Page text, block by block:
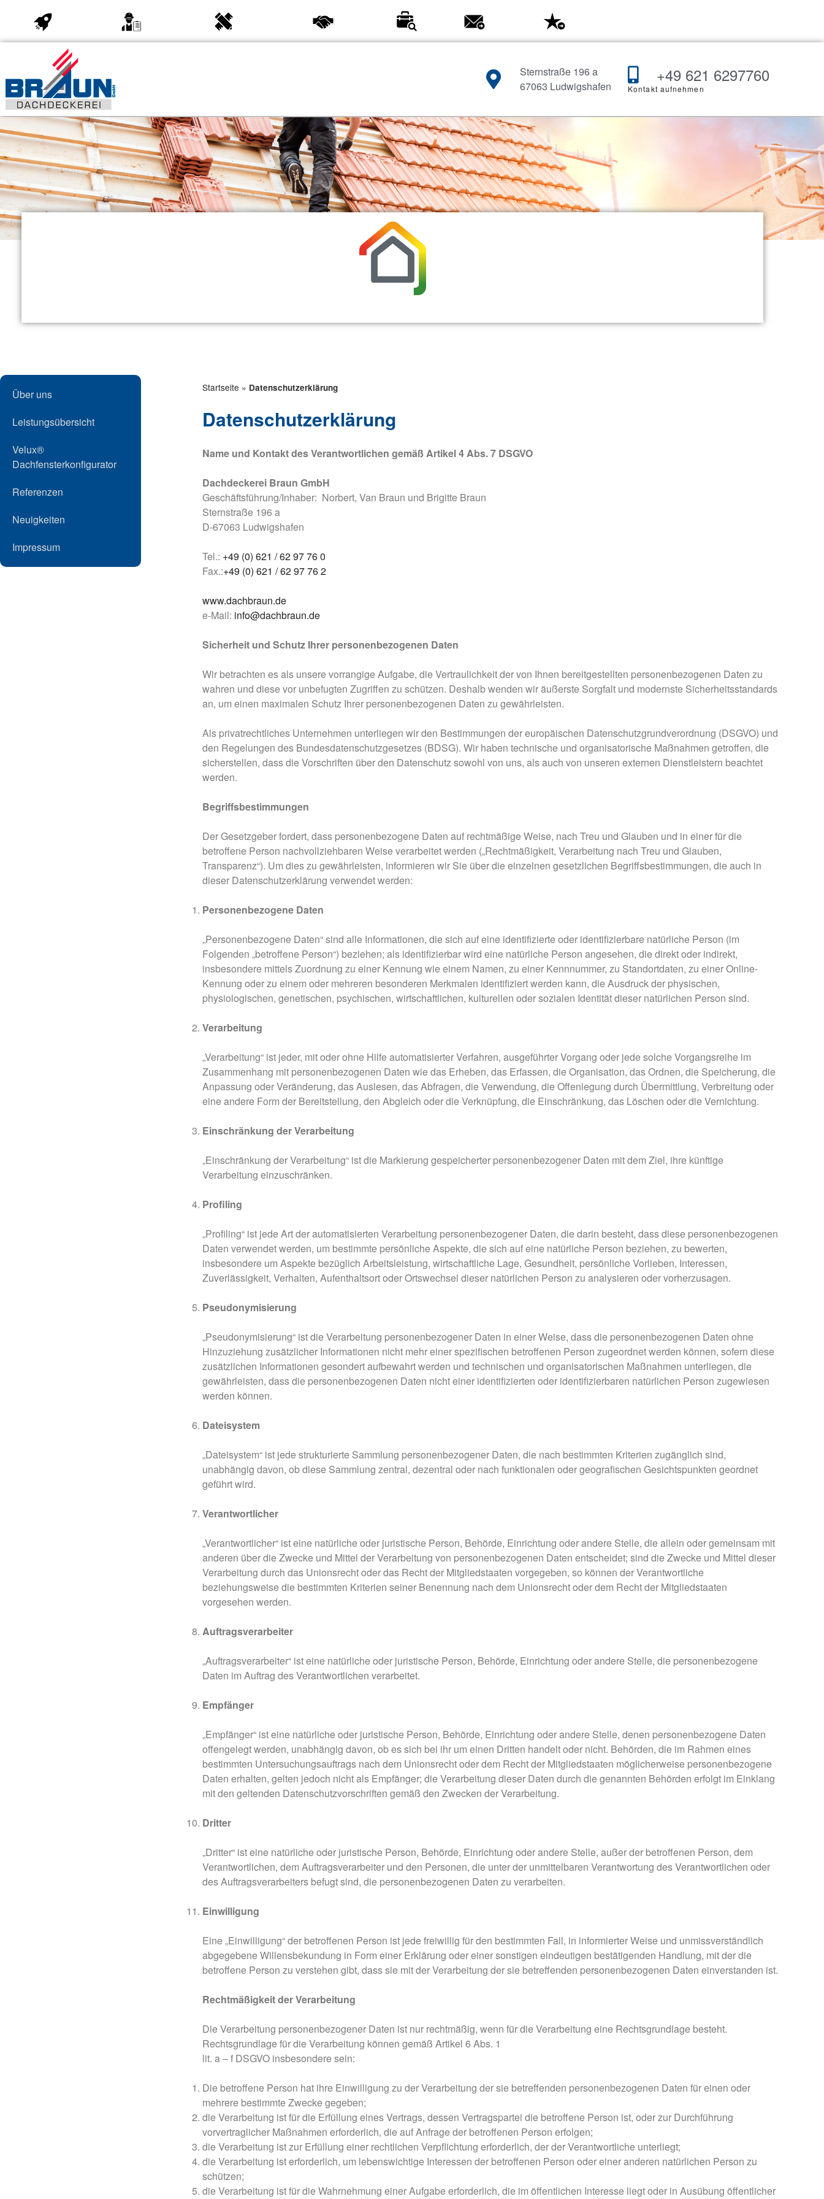
Sternstraße 196 a
67063 Ludwigshafen
+49 621 6297760
Kontakt aufnehmen
Wärmedämmung
Über uns
Leistungsübersicht
Velux®
Dachfensterkonfigurator
Referenzen
Neuigkeiten
Impressum
Startseite » Datenschutzerklärung
Datenschutzerklärung
Name und Kontakt des Verantwortlichen gemäß Artikel 4 Abs. 7 DSGVO
Dachdeckerei Braun GmbH
Geschäftsführung/Inhaber: Norbert, Van Braun und Brigitte Braun
Sternstraße 196 a
D-67063 Ludwigshafen
Tel.: +49 (0) 621 / 62 97 76 0
Fax.:+49 (0) 621 / 62 97 76 2
www.dachbraun.de
e-Mail: info@dachbraun.de
Sicherheit und Schutz Ihrer personenbezogenen Daten
Wir betrachten es als unsere vorrangige Aufgabe, die Vertraulichkeit der von Ihnen bereitgestellten personenbezogenen Daten zu
wahren und diese vor unbefugten Zugriffen zu schützen. Deshalb wenden wir äußerste Sorgfalt und modernste Sicherheitsstandards
an, um einen maximalen Schutz Ihrer personenbezogenen Daten zu gewährleisten.
Als privatrechtliches Unternehmen unterliegen wir den Bestimmungen der europäischen Datenschutzgrundverordnung (DSGVO) und
den Regelungen des Bundesdatenschutzgesetzes (BDSG). Wir haben technische und organisatorische Maßnahmen getroffen, die
sicherstellen, dass die Vorschriften über den Datenschutz sowohl von uns, als auch von unseren externen Dienstleistern beachtet
werden.
Begriffsbestimmungen
Der Gesetzgeber fordert, dass personenbezogene Daten auf rechtmäßige Weise, nach Treu und Glauben und in einer für die
betroffene Person nachvollziehbaren Weise verarbeitet werden („Rechtmäßigkeit, Verarbeitung nach Treu und Glauben,
Transparenz“). Um dies zu gewährleisten, informieren wir Sie über die einzelnen gesetzlichen Begriffsbestimmungen, die auch in
dieser Datenschutzerklärung verwendet werden:
Personenbezogene Daten
„Personenbezogene Daten“ sind alle Informationen, die sich auf eine identifizierte oder identifizierbare natürliche Person (im
Folgenden „betroffene Person“) beziehen; als identifizierbar wird eine natürliche Person angesehen, die direkt oder indirekt,
insbesondere mittels Zuordnung zu einer Kennung wie einem Namen, zu einer Kennnummer, zu Standortdaten, zu einer Online-
Kennung oder zu einem oder mehreren besonderen Merkmalen identifiziert werden kann, die Ausdruck der physischen,
physiologischen, genetischen, psychischen, wirtschaftlichen, kulturellen oder sozialen Identität dieser natürlichen Person sind.
Verarbeitung
„Verarbeitung“ ist jeder, mit oder ohne Hilfe automatisierter Verfahren, ausgeführter Vorgang oder jede solche Vorgangsreihe im
Zusammenhang mit personenbezogenen Daten wie das Erheben, das Erfassen, die Organisation, das Ordnen, die Speicherung, die
Anpassung oder Veränderung, das Auslesen, das Abfragen, die Verwendung, die Offenlegung durch Übermittlung, Verbreitung oder
eine andere Form der Bereitstellung, den Abgleich oder die Verknüpfung, die Einschränkung, das Löschen oder die Vernichtung.
Einschränkung der Verarbeitung
„Einschränkung der Verarbeitung“ ist die Markierung gespeicherter personenbezogener Daten mit dem Ziel, ihre künftige
Verarbeitung einzuschränken.
Profiling
„Profiling“ ist jede Art der automatisierten Verarbeitung personenbezogener Daten, die darin besteht, dass diese personenbezogenen
Daten verwendet werden, um bestimmte persönliche Aspekte, die sich auf eine natürliche Person beziehen, zu bewerten,
insbesondere um Aspekte bezüglich Arbeitsleistung, wirtschaftliche Lage, Gesundheit, persönliche Vorlieben, Interessen,
Zuverlässigkeit, Verhalten, Aufenthaltsort oder Ortswechsel dieser natürlichen Person zu analysieren oder vorherzusagen.
Pseudonymisierung
„Pseudonymisierung“ ist die Verarbeitung personenbezogener Daten in einer Weise, dass die personenbezogenen Daten ohne
Hinzuziehung zusätzlicher Informationen nicht mehr einer spezifischen betroffenen Person zugeordnet werden können, sofern diese
zusätzlichen Informationen gesondert aufbewahrt werden und technischen und organisatorischen Maßnahmen unterliegen, die
gewährleisten, dass die personenbezogenen Daten nicht einer identifizierten oder identifizierbaren natürlichen Person zugewiesen
werden können.
Dateisystem
„Dateisystem“ ist jede strukturierte Sammlung personenbezogener Daten, die nach bestimmten Kriterien zugänglich sind,
unabhängig davon, ob diese Sammlung zentral, dezentral oder nach funktionalen oder geografischen Gesichtspunkten geordnet
geführt wird.
Verantwortlicher
„Verantwortlicher“ ist eine natürliche oder juristische Person, Behörde, Einrichtung oder andere Stelle, die allein oder gemeinsam mit
anderen über die Zwecke und Mittel der Verarbeitung von personenbezogenen Daten entscheidet; sind die Zwecke und Mittel dieser
Verarbeitung durch das Unionsrecht oder das Recht der Mitgliedstaaten vorgegeben, so können der Verantwortliche
beziehungsweise die bestimmten Kriterien seiner Benennung nach dem Unionsrecht oder dem Recht der Mitgliedstaaten
vorgesehen werden.
Auftragsverarbeiter
„Auftragsverarbeiter“ ist eine natürliche oder juristische Person, Behörde, Einrichtung oder andere Stelle, die personenbezogene
Daten im Auftrag des Verantwortlichen verarbeitet.
Empfänger
„Empfänger“ ist eine natürliche oder juristische Person, Behörde, Einrichtung oder andere Stelle, denen personenbezogene Daten
offengelegt werden, unabhängig davon, ob es sich bei ihr um einen Dritten handelt oder nicht. Behörden, die im Rahmen eines
bestimmten Untersuchungsauftrags nach dem Unionsrecht oder dem Recht der Mitgliedstaaten möglicherweise personenbezogene
Daten erhalten, gelten jedoch nicht als Empfänger; die Verarbeitung dieser Daten durch die genannten Behörden erfolgt im Einklang
mit den geltenden Datenschutzvorschriften gemäß den Zwecken der Verarbeitung.
Dritter
„Dritter“ ist eine natürliche oder juristische Person, Behörde, Einrichtung oder andere Stelle, außer der betroffenen Person, dem
Verantwortlichen, dem Auftragsverarbeiter und den Personen, die unter der unmittelbaren Verantwortung des Verantwortlichen oder
des Auftragsverarbeiters befugt sind, die personenbezogenen Daten zu verarbeiten.
Einwilligung
Eine „Einwilligung“ der betroffenen Person ist jede freiwillig für den bestimmten Fall, in informierter Weise und unmissverständlich
abgegebene Willensbekundung in Form einer Erklärung oder einer sonstigen eindeutigen bestätigenden Handlung, mit der die
betroffene Person zu verstehen gibt, dass sie mit der Verarbeitung der sie betreffenden personenbezogenen Daten einverstanden ist.
Rechtmäßigkeit der Verarbeitung
Die Verarbeitung personenbezogener Daten ist nur rechtmäßig, wenn für die Verarbeitung eine Rechtsgrundlage besteht.
Rechtsgrundlage für die Verarbeitung können gemäß Artikel 6 Abs. 1
lit. a – f DSGVO insbesondere sein:
Die betroffene Person hat ihre Einwilligung zu der Verarbeitung der sie betreffenden personenbezogenen Daten für einen oder
mehrere bestimmte Zwecke gegeben;
die Verarbeitung ist für die Erfüllung eines Vertrags, dessen Vertragspartei die betroffene Person ist, oder zur Durchführung
vorvertraglicher Maßnahmen erforderlich, die auf Anfrage der betroffenen Person erfolgen;
die Verarbeitung ist zur Erfüllung einer rechtlichen Verpflichtung erforderlich, der der Verantwortliche unterliegt;
die Verarbeitung ist erforderlich, um lebenswichtige Interessen der betroffenen Person oder einer anderen natürlichen Person zu
schützen;
die Verarbeitung ist für die Wahrnehmung einer Aufgabe erforderlich, die im öffentlichen Interesse liegt oder in Ausübung öffentlicher